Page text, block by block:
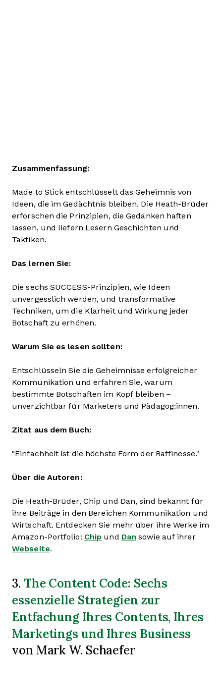
Zusammenfassung:
Made to Stick entschlüsselt das Geheimnis von
Ideen, die im Gedächtnis bleiben. Die Heath-Brüder
erforschen die Prinzipien, die Gedanken haften
lassen, und liefern Lesern Geschichten und
Taktiken.
Das lernen Sie:
Die sechs SUCCESS-Prinzipien, wie Ideen
unvergesslich werden, und transformative
Techniken, um die Klarheit und Wirkung jeder
Botschaft zu erhöhen.
Warum Sie es lesen sollten:
Entschlüsseln Sie die Geheimnisse erfolgreicher
Kommunikation und erfahren Sie, warum
bestimmte Botschaften im Kopf bleiben –
unverzichtbar für Marketers und Pädagog:innen.
Zitat aus dem Buch:
"Einfachheit ist die höchste Form der Raffinesse."
Über die Autoren:
Die Heath-Brüder, Chip und Dan, sind bekannt für
ihre Beiträge in den Bereichen Kommunikation und
Wirtschaft. Entdecken Sie mehr über ihre Werke im
Amazon-Portfolio: Chip und Dan sowie auf ihrer
Webseite.
3. The Content Code: Sechs
essenzielle Strategien zur
Entfachung Ihres Contents, Ihres
Marketings und Ihres Business
von Mark W. Schaefer